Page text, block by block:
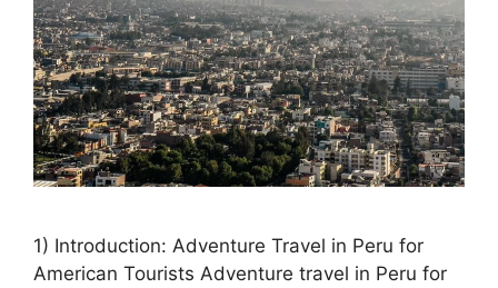
1) Introduction: Adventure Travel in Peru for
American Tourists Adventure travel in Peru for